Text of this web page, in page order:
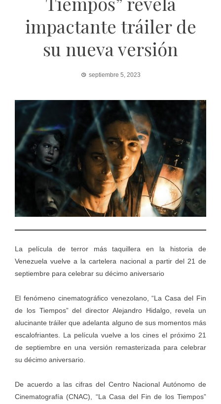
impactante tráiler de
su nueva versión
septiembre 5, 2023
La película de terror más taquillera en la historia de
Venezuela vuelve a la cartelera nacional a partir del 21 de
septiembre para celebrar su décimo aniversario
El fenómeno cinematográfico venezolano, “La Casa del Fin
de los Tiempos” del director Alejandro Hidalgo, revela un
alucinante tráiler que adelanta alguno de sus momentos más
escalofriantes. La película vuelve a los cines el próximo 21
de septiembre en una versión remasterizada para celebrar
su décimo aniversario.
De acuerdo a las cifras del Centro Nacional Autónomo de
Cinematografía (CNAC), “La Casa del Fin de los Tiempos”